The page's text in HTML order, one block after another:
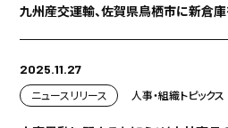
九州産交運輸、佐賀県鳥栖市に新倉
2025.11.27
ニュースリリース
人事・組織トピックス